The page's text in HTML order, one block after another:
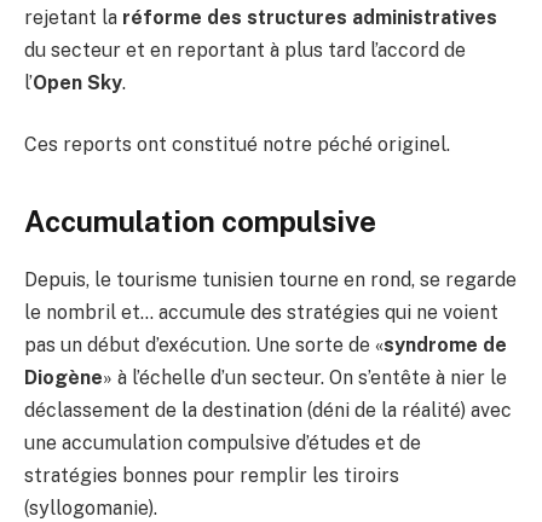
rejetant la réforme des structures administratives
du secteur et en reportant à plus tard l’accord de
l’Open Sky.
Ces reports ont constitué notre péché originel.
Accumulation compulsive
Depuis, le tourisme tunisien tourne en rond, se regarde
le nombril et… accumule des stratégies qui ne voient
pas un début d’exécution. Une sorte de «syndrome de
Diogène» à l’échelle d’un secteur. On s’entête à nier le
déclassement de la destination (déni de la réalité) avec
une accumulation compulsive d’études et de
stratégies bonnes pour remplir les tiroirs
(syllogomanie).